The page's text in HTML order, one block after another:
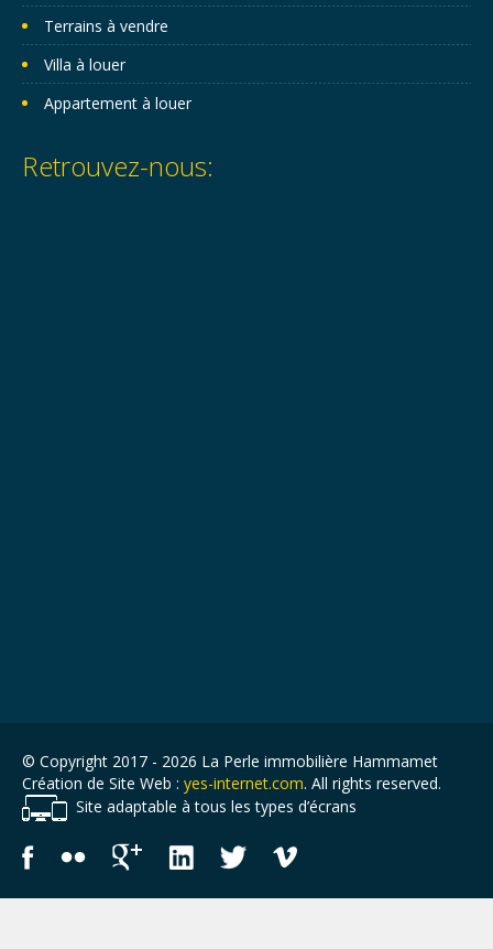
Terrains à vendre
Villa à louer
Appartement à louer
Retrouvez-nous:
© Copyright 2017 - 2026 La Perle immobilière Hammamet
Création de Site Web : yes-internet.com. All rights reserved.
Site adaptable à tous les types d’écrans